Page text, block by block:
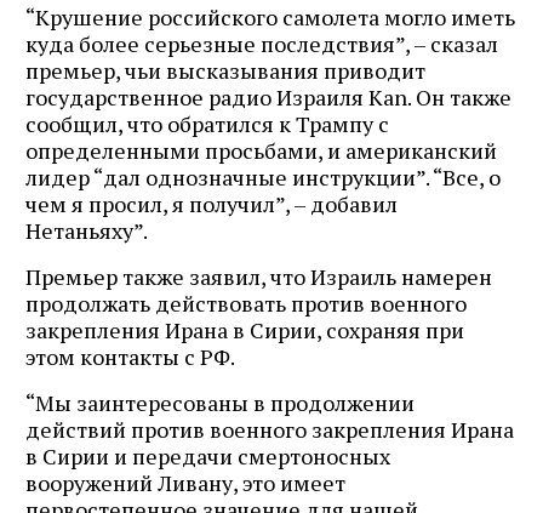
“Крушение российского самолета могло иметь
куда более серьезные последствия”, – сказал
премьер, чьи высказывания приводит
государственное радио Израиля Kan. Он также
сообщил, что обратился к Трампу с
определенными просьбами, и американский
лидер “дал однозначные инструкции”. “Все, о
чем я просил, я получил”, – добавил
Нетаньяху”.
Премьер также заявил, что Израиль намерен
продолжать действовать против военного
закрепления Ирана в Сирии, сохраняя при
этом контакты с РФ.
“Мы заинтересованы в продолжении
действий против военного закрепления Ирана
в Сирии и передачи смертоносных
вооружений Ливану, это имеет